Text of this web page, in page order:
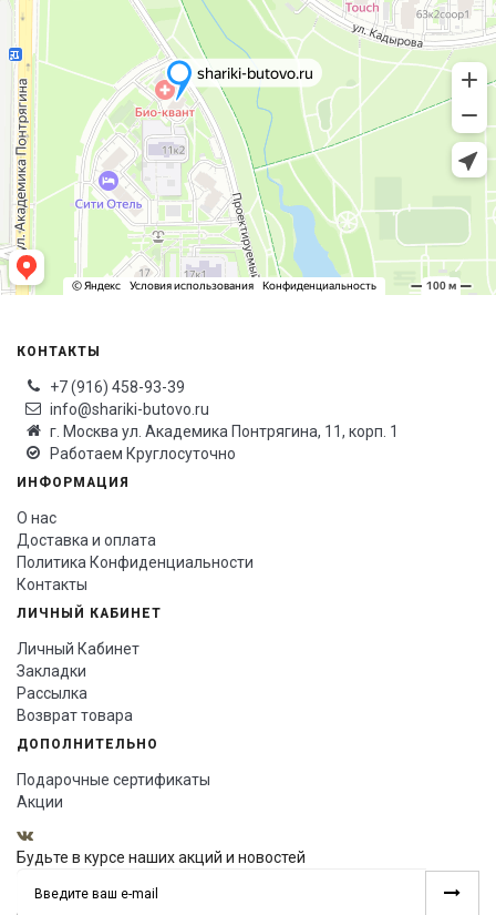
КОНТАКТЫ
+7 (916) 458-93-39
info@shariki-butovo.ru
г. Москва ул. Академика Понтрягина, 11, корп. 1
Работаем Круглосуточно
ИНФОРМАЦИЯ
О нас
Доставка и оплата
Политика Конфиденциальности
Контакты
ЛИЧНЫЙ КАБИНЕТ
Личный Кабинет
Закладки
Рассылка
Возврат товара
ДОПОЛНИТЕЛЬНО
Подарочные сертификаты
Акции
Будьте в курсе наших акций и новостей